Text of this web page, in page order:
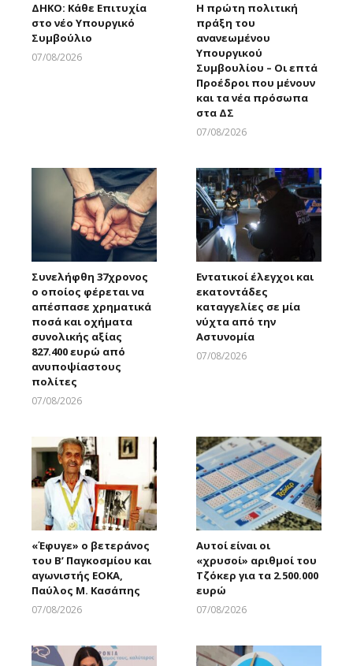
ΔΗΚΟ: Κάθε Επιτυχία
στο νέο Υπουργικό
Συμβούλιο
07/08/2026
Η πρώτη πολιτική
πράξη του
ανανεωμένου
Υπουργικού
Συμβουλίου – Οι επτά
Προέδροι που μένουν
και τα νέα πρόσωπα
στα ΔΣ
07/08/2026
Συνελήφθη 37χρονος
ο οποίος φέρεται να
απέσπασε χρηματικά
ποσά και οχήματα
συνολικής αξίας
827.400 ευρώ από
ανυποψίαστους
πολίτες
07/08/2026
Εντατικοί έλεγχοι και
εκατοντάδες
καταγγελίες σε μία
νύχτα από την
Αστυνομία
07/08/2026
«Έφυγε» ο βετεράνος
του Β’ Παγκοσμίου και
αγωνιστής ΕΟΚΑ,
Παύλος Μ. Κασάπης
07/08/2026
Αυτοί είναι οι
«χρυσοί» αριθμοί του
Τζόκερ για τα 2.500.000
ευρώ
07/08/2026